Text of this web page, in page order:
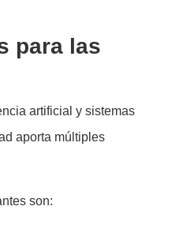
para las
artificial y sistemas
aporta múltiples
son: